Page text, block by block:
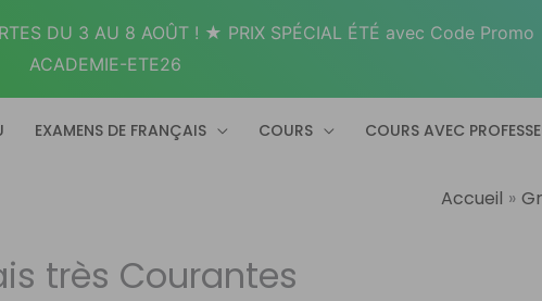
EXAMENS DE FRANÇAIS COURS COURS AVEC
Accueil
très Courantes
DU 3 AU 8 AOÛT ! ★ PRIX SPÉCIAL ÉTÉ avec Code Promo
ACADEMIE-ETE26